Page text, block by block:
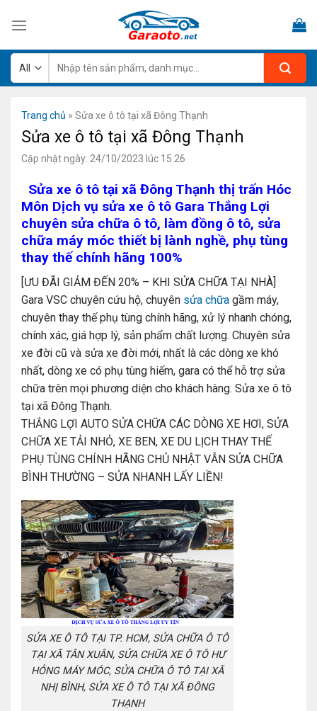
kiếm:
Trang chủ » Sửa xe ô tô tại xã Đông Thạnh
Sửa xe ô tô tại xã Đông Thạnh
Cập nhật ngày: 24/10/2023 lúc 15:26
Sửa xe ô tô tại xã Đông Thạnh thị trấn Hóc
Môn Dịch vụ sửa xe ô tô Gara Thắng Lợi
chuyên sửa chữa ô tô, làm đồng ô tô, sửa
chữa máy móc thiết bị lành nghề, phụ tùng
thay thế chính hãng 100%
[ƯU ĐÃI GIẢM ĐẾN 20% – KHI SỬA CHỮA TẠI NHÀ]
Gara VSC chuyên cứu hộ, chuyên sửa chữa gầm máy,
chuyên thay thế phụ tùng chính hãng, xử lý nhanh chóng,
chính xác, giá hợp lý, sản phẩm chất lượng. Chuyên sửa
xe đời cũ và sửa xe đời mới, nhất là các dòng xe khó
nhất, dòng xe có phụ tùng hiếm, gara có thể hỗ trợ sửa
chữa trên mọi phương diện cho khách hàng. Sửa xe ô tô
tại xã Đông Thạnh.
THẮNG LỢI AUTO SỬA CHỮA CÁC DÒNG XE HƠI, SỬA
CHỮA XE TẢI NHỎ, XE BEN, XE DU LỊCH THAY THẾ
PHỤ TÙNG CHÍNH HÃNG CHỦ NHẬT VẪN SỬA CHỮA
BÌNH THƯỜNG – SỬA NHANH LẤY LIỀN!
SỬA XE Ô TÔ TẠI TP. HCM, SỬA CHỮA Ô TÔ
TẠI XÃ TÂN XUÂN, SỬA CHỮA XE Ô TÔ HƯ
HỎNG MÁY MÓC, SỬA CHỮA Ô TÔ TẠI XÃ
NHỊ BÌNH, SỬA XE Ô TÔ TẠI XÃ ĐÔNG
THẠNH